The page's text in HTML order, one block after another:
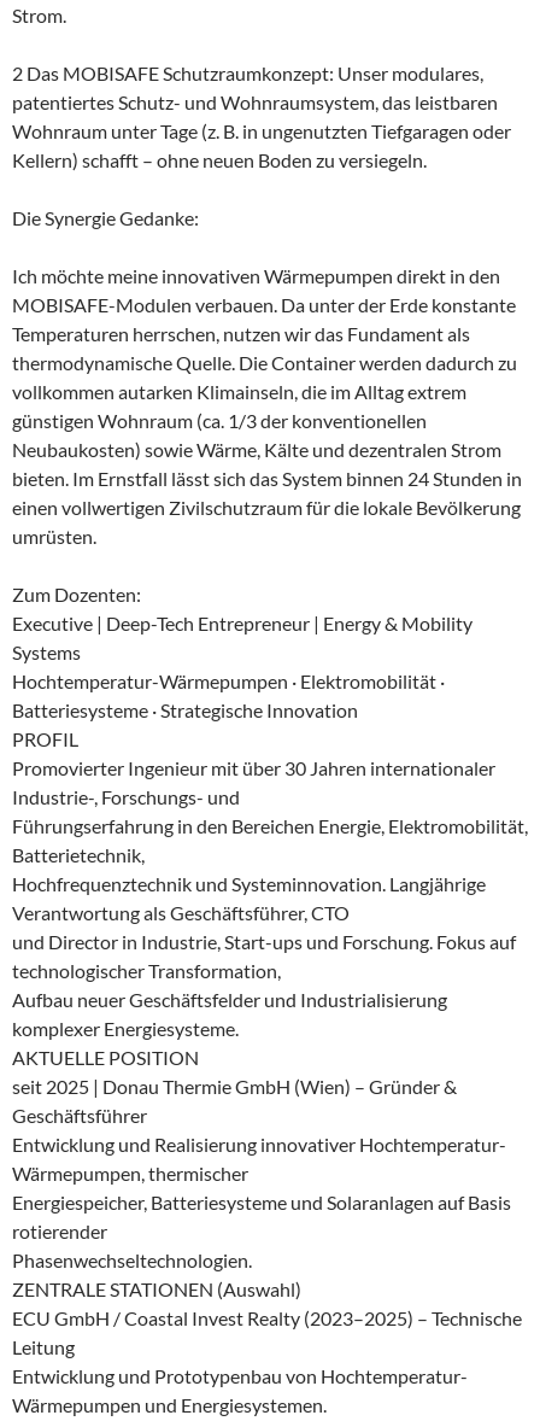
Strom.
2 Das MOBISAFE Schutzraumkonzept: Unser modulares,
patentiertes Schutz- und Wohnraumsystem, das leistbaren
Wohnraum unter Tage (z. B. in ungenutzten Tiefgaragen oder
Kellern) schafft – ohne neuen Boden zu versiegeln.
Die Synergie Gedanke:
Ich möchte meine innovativen Wärmepumpen direkt in den
MOBISAFE-Modulen verbauen. Da unter der Erde konstante
Temperaturen herrschen, nutzen wir das Fundament als
thermodynamische Quelle. Die Container werden dadurch zu
vollkommen autarken Klimainseln, die im Alltag extrem
günstigen Wohnraum (ca. 1/3 der konventionellen
Neubaukosten) sowie Wärme, Kälte und dezentralen Strom
bieten. Im Ernstfall lässt sich das System binnen 24 Stunden in
einen vollwertigen Zivilschutzraum für die lokale Bevölkerung
umrüsten.
Zum Dozenten:
Executive | Deep-Tech Entrepreneur | Energy & Mobility
Systems
Hochtemperatur-Wärmepumpen · Elektromobilität ·
Batteriesysteme · Strategische Innovation
PROFIL
Promovierter Ingenieur mit über 30 Jahren internationaler
Industrie-, Forschungs- und
Führungserfahrung in den Bereichen Energie, Elektromobilität,
Batterietechnik,
Hochfrequenztechnik und Systeminnovation. Langjährige
Verantwortung als Geschäftsführer, CTO
und Director in Industrie, Start-ups und Forschung. Fokus auf
technologischer Transformation,
Aufbau neuer Geschäftsfelder und Industrialisierung
komplexer Energiesysteme.
AKTUELLE POSITION
seit 2025 | Donau Thermie GmbH (Wien) – Gründer &
Geschäftsführer
Entwicklung und Realisierung innovativer Hochtemperatur-
Wärmepumpen, thermischer
Energiespeicher, Batteriesysteme und Solaranlagen auf Basis
rotierender
Phasenwechseltechnologien.
ZENTRALE STATIONEN (Auswahl)
ECU GmbH / Coastal Invest Realty (2023–2025) – Technische
Leitung
Entwicklung und Prototypenbau von Hochtemperatur-
Wärmepumpen und Energiesystemen.